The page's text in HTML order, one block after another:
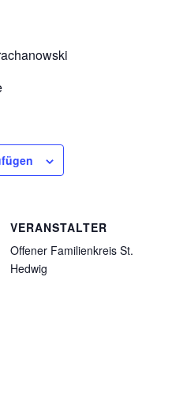
VERANSTALTER
Offener Familienkreis St.
Hedwig